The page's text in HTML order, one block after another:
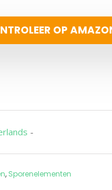
OP
-
, Sporenelementen